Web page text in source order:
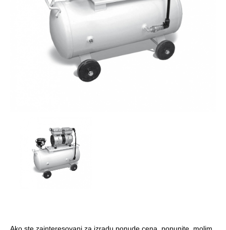
Ako ste zainteresovani za izradu ponude cena, popunite, molim,